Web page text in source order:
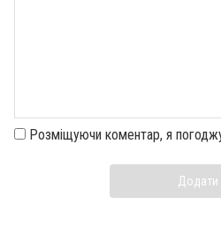
Розміщуючи коментар, я
Додати